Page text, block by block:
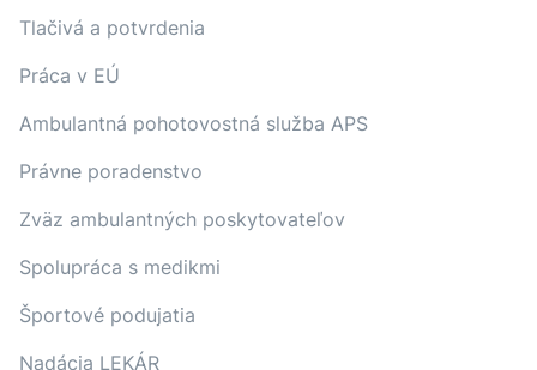
Tlačivá a potvrdenia
Práca v EÚ
Ambulantná pohotovostná služba APS
Právne poradenstvo
Zväz ambulantných poskytovateľov
Spolupráca s medikmi
Športové podujatia
Nadácia LEKÁR